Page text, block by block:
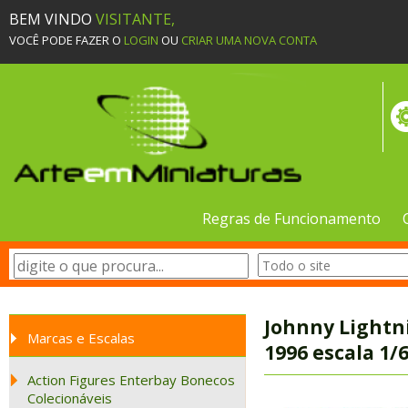
BEM VINDO VISITANTE,
VOCÊ PODE FAZER O LOGIN OU CRIAR UMA NOVA CONTA
Regras de Funcionamento
Marcas e Escalas
Action Figures Enterbay Bonecos
Colecionáveis
Johnny
1996 escala 1/